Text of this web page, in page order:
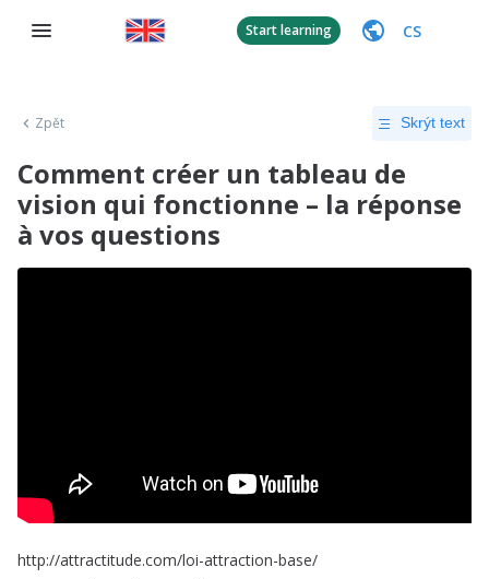
Start learning CS
Zpět Skrýt text
Comment créer un tableau de
vision qui fonctionne – la réponse
à vos questions
http://attractitude.com/loi-attraction-base/